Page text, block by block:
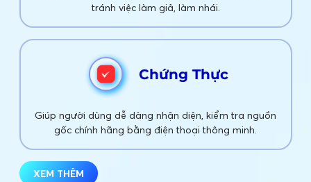
tránh việc làm giả, làm nhái.
Chứng Thực
Giúp người dùng dễ dàng nhận diện, kiểm tra nguồn
gốc chính hãng bằng điện thoại thông minh.
XEM THÊM